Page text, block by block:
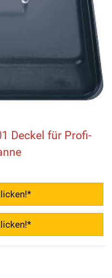
Deckel für Profi-